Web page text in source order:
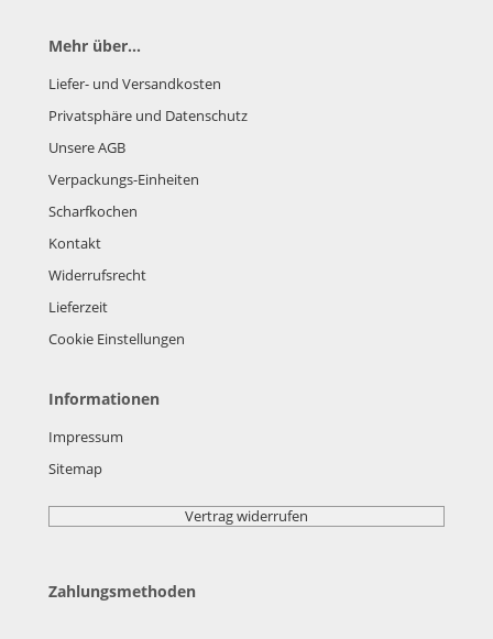
Mehr über...
Liefer- und Versandkosten
Privatsphäre und Datenschutz
Unsere AGB
Verpackungs-Einheiten
Scharfkochen
Kontakt
Widerrufsrecht
Lieferzeit
Cookie Einstellungen
Informationen
Impressum
Sitemap
Vertrag widerrufen
Zahlungsmethoden